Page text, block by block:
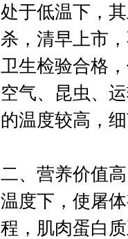
处于低温下，
杀，清早上市
卫生检验合格
空气、昆虫、
的温度较高，
二、营养价值
温度下，使屠
程，肌肉蛋白